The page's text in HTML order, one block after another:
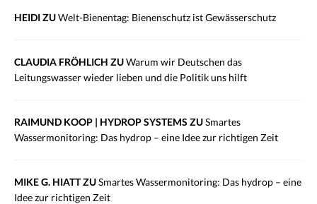
HEIDI ZUWelt-Bienentag: Bienenschutz ist Gewässerschutz
CLAUDIA FRÖHLICH ZUWarum wir Deutschen das
Leitungswasser wieder lieben und die Politik uns hilft
RAIMUND KOOP | HYDROP SYSTEMS ZUSmartes
Wassermonitoring: Das hydrop – eine Idee zur richtigen Zeit
MIKE G. HIATT ZUSmartes Wassermonitoring: Das hydrop – eine
Idee zur richtigen Zeit